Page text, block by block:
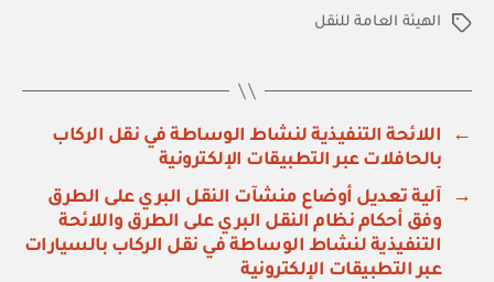
الوسومالهيئة العامة للنقل
←
اللائحة التنفيذية لنشاط الوساطة في نقل الركاب
بالحافلات عبر التطبيقات الإلكترونية
→
آلية تعديل أوضاع منشآت النقل البري على الطرق
وفق أحكام نظام النقل البري على الطرق واللائحة
التنفيذية لنشاط الوساطة في نقل الركاب بالسيارات
عبر التطبيقات الإلكترونية